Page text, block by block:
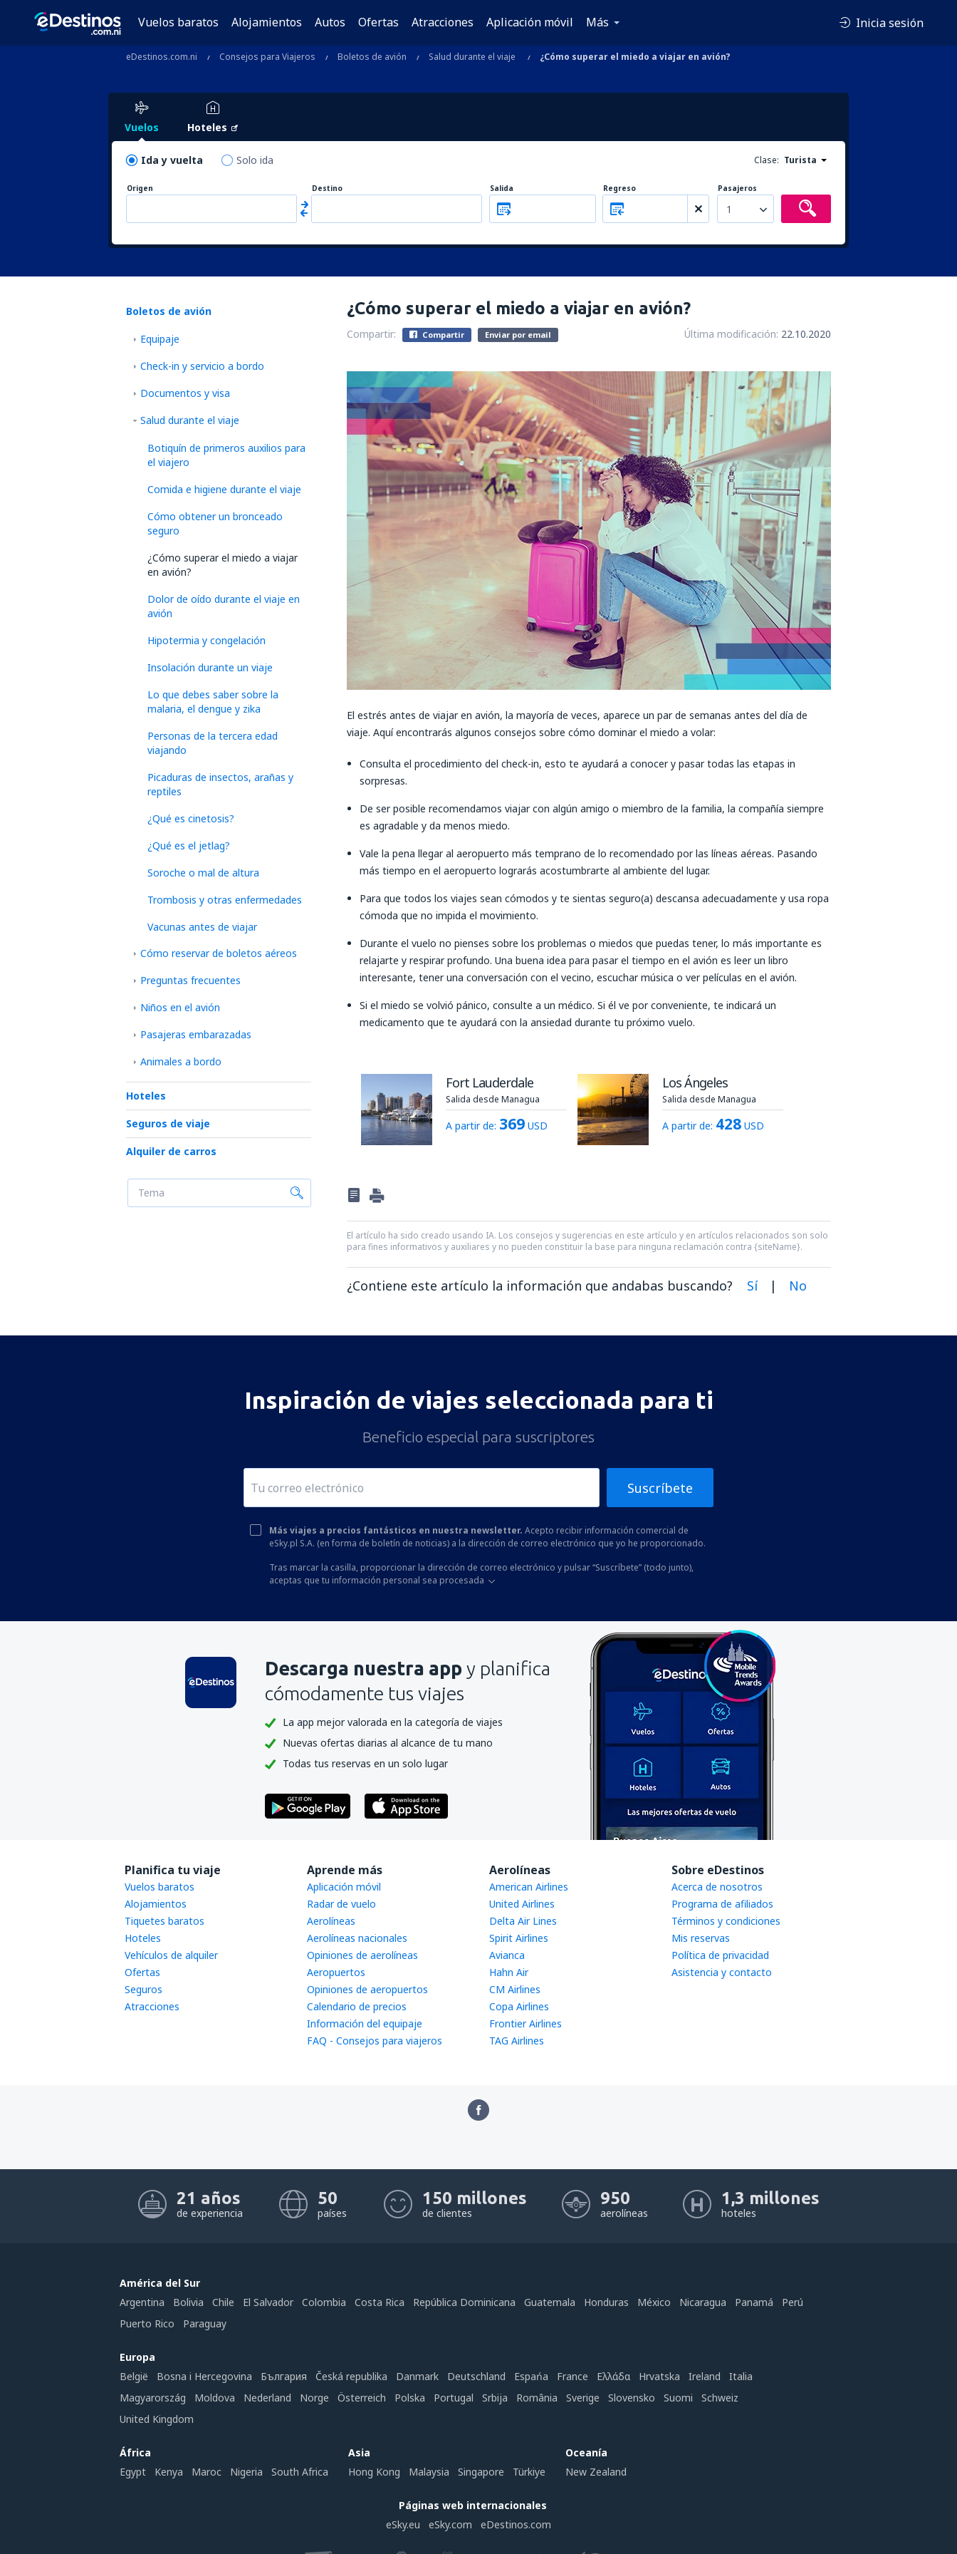
Vuelos baratos Alojamientos Autos Ofertas Atracciones Aplicación móvil Más Inicia sesión
eDestinos.com.ni Consejos para Viajeros Boletos de avión Salud durante el viaje ¿Cómo superar el miedo a viajar en avión?
Vuelos Hoteles
Ida y vuelta Solo ida Clase: Turista
Origen Destino Salida Regreso Pasajeros
1
Boletos de avión
Equipaje
Check-in y servicio a bordo
Documentos y visa
Salud durante el viaje
Botiquín de primeros auxilios para
el viajero
Comida e higiene durante el viaje
Cómo obtener un bronceado
seguro
¿Cómo superar el miedo a viajar
en avión?
Dolor de oído durante el viaje en
avión
Hipotermia y congelación
Insolación durante un viaje
Lo que debes saber sobre la
malaria, el dengue y zika
Personas de la tercera edad
viajando
Picaduras de insectos, arañas y
reptiles
¿Qué es cinetosis?
¿Qué es el jetlag?
Soroche o mal de altura
Trombosis y otras enfermedades
Vacunas antes de viajar
Cómo reservar de boletos aéreos
Preguntas frecuentes
Niños en el avión
Pasajeras embarazadas
Animales a bordo
Hoteles
Seguros de viaje
Alquiler de carros
¿Cómo superar el miedo a viajar en avión?
Compartir: Compartir Enviar por email Última modificación: 22.10.2020
El estrés antes de viajar en avión, la mayoría de veces, aparece un par de semanas antes del día de
viaje. Aquí encontrarás algunos consejos sobre cómo dominar el miedo a volar:
Consulta el procedimiento del check-in, esto te ayudará a conocer y pasar todas las etapas in
sorpresas.
De ser posible recomendamos viajar con algún amigo o miembro de la familia, la compañía siempre
es agradable y da menos miedo.
Vale la pena llegar al aeropuerto más temprano de lo recomendado por las líneas aéreas. Pasando
más tiempo en el aeropuerto lograrás acostumbrarte al ambiente del lugar.
Para que todos los viajes sean cómodos y te sientas seguro(a) descansa adecuadamente y usa ropa
cómoda que no impida el movimiento.
Durante el vuelo no pienses sobre los problemas o miedos que puedas tener, lo más importante es
relajarte y respirar profundo. Una buena idea para pasar el tiempo en el avión es leer un libro
interesante, tener una conversación con el vecino, escuchar música o ver películas en el avión.
Si el miedo se volvió pánico, consulte a un médico. Si él ve por conveniente, te indicará un
medicamento que te ayudará con la ansiedad durante tu próximo vuelo.
Fort Lauderdale
Salida desde Managua
A partir de: 369 USD
Los Ángeles
Salida desde Managua
A partir de: 428 USD
El artículo ha sido creado usando IA. Los consejos y sugerencias en este artículo y en artículos relacionados son solo
para fines informativos y auxiliares y no pueden constituir la base para ninguna reclamación contra {siteName}.
¿Contiene este artículo la información que andabas buscando? Sí | No
No profundiza en el tema
Es demasiado largo
Enviar
Inspiración de viajes seleccionada para ti
Beneficio especial para suscriptores
Suscríbete
Más viajes a precios fantásticos en nuestra newsletter. Acepto recibir información comercial de
eSky.pl S.A. (en forma de boletín de noticias) a la dirección de correo electrónico que yo he proporcionado.
Tras marcar la casilla, proporcionar la dirección de correo electrónico y pulsar “Suscríbete” (todo junto),
aceptas que tu información personal sea procesada
Descarga nuestra app y planifica
cómodamente tus viajes
La app mejor valorada en la categoría de viajes
Nuevas ofertas diarias al alcance de tu mano
Todas tus reservas en un solo lugar
Planifica tu viaje
Vuelos baratos
Alojamientos
Tiquetes baratos
Hoteles
Vehículos de alquiler
Ofertas
Seguros
Atracciones
Aprende más
Aplicación móvil
Radar de vuelo
Aerolíneas
Aerolíneas nacionales
Opiniones de aerolíneas
Aeropuertos
Opiniones de aeropuertos
Calendario de precios
Información del equipaje
FAQ - Consejos para viajeros
Aerolíneas
American Airlines
United Airlines
Delta Air Lines
Spirit Airlines
Avianca
Hahn Air
CM Airlines
Copa Airlines
Frontier Airlines
TAG Airlines
Sobre eDestinos
Acerca de nosotros
Programa de afiliados
Términos y condiciones
Mis reservas
Política de privacidad
Asistencia y contacto
21 años
de experiencia
50
países
150 millones
de clientes
950
aerolíneas
1,3 millones
hoteles
América del Sur
Argentina
Bolivia Chile El Salvador Colombia Costa Rica República Dominicana Guatemala Honduras México Nicaragua Panamá
Perú
Puerto Rico
Paraguay
Europa
België
Bosna i Hercegovina България Česká republika Danmark Deutschland Espańa France Ελλάδα Hrvatska Ireland
Italia
Magyarország
Moldova Nederland Norge Österreich Polska Portugal Srbija România Sverige Slovensko Suomi
Schweiz
United Kingdom
África
Egypt
Kenya Maroc Nigeria South Africa
Asia
Hong Kong
Malaysia Singapore Türkiye
Oceanía
New Zealand
Páginas web internacionales
eSky.eu
eSky.com eDestinos.com